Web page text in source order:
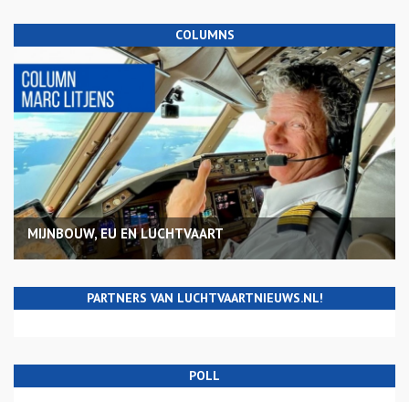
COLUMNS
MIJNBOUW, EU EN LUCHTVAART
PARTNERS VAN LUCHTVAARTNIEUWS.NL!
POLL